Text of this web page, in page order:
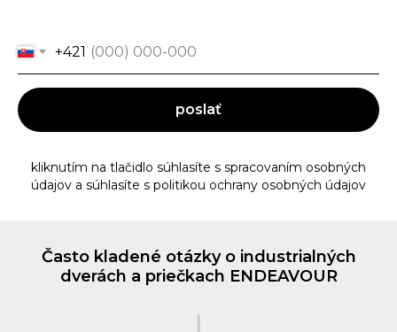
+421
poslať
kliknutím na tlačidlo súhlasíte s spracovaním osobných
údajov a súhlasíte s politikou ochrany osobných údajov
Často kladené otázky o industrialných
dverách a priečkach ENDEAVOUR
Váš email
Váš komentár